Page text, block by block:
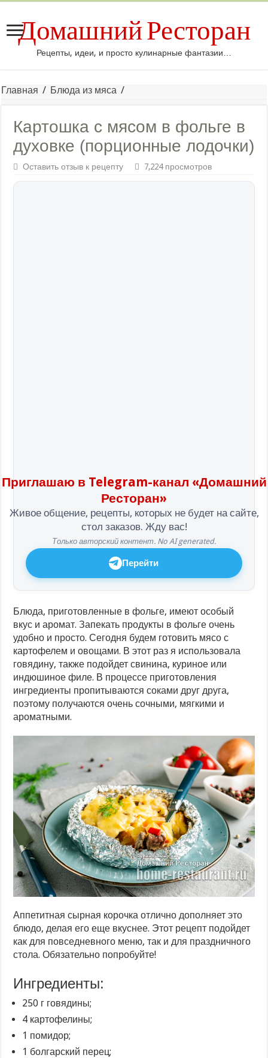
Домашний Ресторан
Рецепты, идеи, и просто кулинарные фантазии…
Главная / Блюда из мяса /
Картошка с мясом в фольге в
духовке (порционные лодочки)
Оставить отзыв к рецепту 7,224 просмотров
Приглашаю в Telegram-канал «Домашний
Ресторан»
Живое общение, рецепты, которых не будет на сайте,
стол заказов. Жду вас!
Только авторский контент. No AI generated.
Перейти
Блюда, приготовленные в фольге, имеют особый
вкус и аромат. Запекать продукты в фольге очень
удобно и просто. Сегодня будем готовить мясо с
картофелем и овощами. В этот раз я использовала
говядину, также подойдет свинина, куриное или
индюшиное филе. В процессе приготовления
ингредиенты пропитываются соками друг друга,
поэтому получаются очень сочными, мягкими и
ароматными.
Аппетитная сырная корочка отлично дополняет это
блюдо, делая его еще вкуснее. Этот рецепт подойдет
как для повседневного меню, так и для праздничного
стола. Обязательно попробуйте!
Ингредиенты:
250 г говядины;
4 картофелины;
1 помидор;
1 болгарский перец;